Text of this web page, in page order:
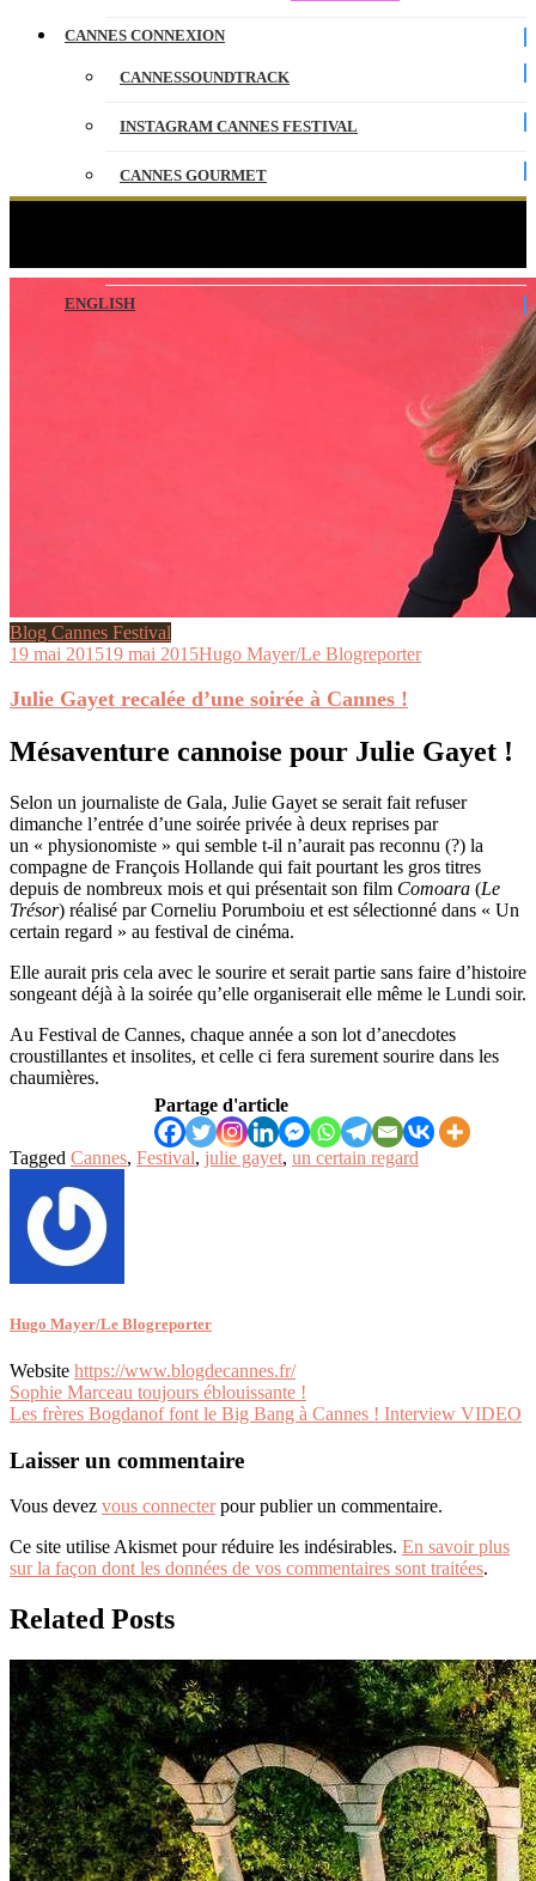
CANNES CONNEXION
CANNESSOUNDTRACK
INSTAGRAM CANNES FESTIVAL
CANNES GOURMET
ENGLISH
Blog Cannes Festival
19 mai 201519 mai 2015Hugo Mayer/Le Blogreporter
Julie Gayet recalée d’une soirée à Cannes !
Mésaventure cannoise pour Julie Gayet !
Selon un journaliste de Gala, Julie Gayet se serait fait refuser
dimanche l’entrée d’une soirée privée à deux reprises par
un « physionomiste » qui semble t-il n’aurait pas reconnu (?) la
compagne de François Hollande qui fait pourtant les gros titres
depuis de nombreux mois et qui présentait son film Comoara (Le
Trésor) réalisé par Corneliu Porumboiu et est sélectionné dans « Un
certain regard » au festival de cinéma.
Elle aurait pris cela avec le sourire et serait partie sans faire d’histoire
songeant déjà à la soirée qu’elle organiserait elle même le Lundi soir.
Au Festival de Cannes, chaque année a son lot d’anecdotes
croustillantes et insolites, et celle ci fera surement sourire dans les
chaumières.
Partage d'article
Tagged Cannes, Festival, julie gayet, un certain regard
Hugo Mayer/Le Blogreporter
Website https://www.blogdecannes.fr/
Navigation
de
l’article
Sophie Marceau toujours éblouissante !
Les frères Bogdanof font le Big Bang à Cannes ! Interview VIDEO
Laisser un commentaire
Vous devez vous connecterpour publier un commentaire.
Ce site utilise Akismet pour réduire les indésirables. En savoir plus
sur la façon dont les données de vos commentaires sont traitées.
Related Posts